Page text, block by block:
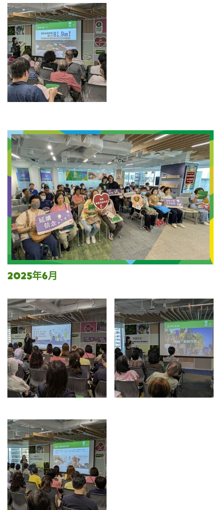
2025年6月